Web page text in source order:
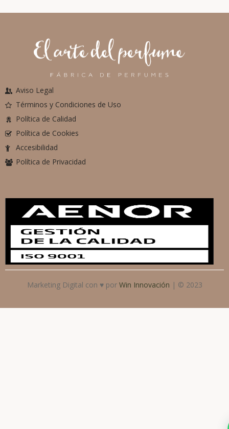
Aviso Legal
Términos y Condiciones de Uso
Política de Calidad
Política de Cookies
Accesibilidad
Política de Privacidad
Marketing Digital con ♥ por Win Innovación | © 2023